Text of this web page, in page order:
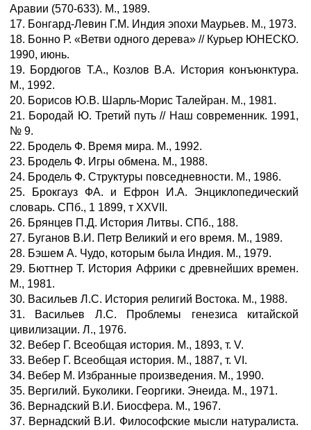
Аравии (570-633). М., 1989.
17. Бонгард-Левин Г.М. Индия эпохи Маурьев. М., 1973.
18. Бонно Р. «Ветви одного дерева» // Курьер ЮНЕСКО.
1990, июнь.
19. Бордюгов Т.А., Козлов В.А. История конъюнктура.
М., 1992.
20. Борисов Ю.В. Шарль-Морис Талейран. М., 1981.
21. Бородай Ю. Третий путь // Наш современник. 1991,
№ 9.
22. Бродель Ф. Время мира. М., 1992.
23. Бродель Ф. Игры обмена. М., 1988.
24. Бродель Ф. Структуры повседневности. М., 1986.
25. Брокгауз ФА. и Ефрон И.А. Энциклопедический
словарь. СПб., 1 1899, т XXVII.
26. Брянцев П.Д. История Литвы. СПб., 188.
27. Буганов В.И. Петр Великий и его время. М., 1989.
28. Бэшем А. Чудо, которым была Индия. М., 1979.
29. Бюттнер Т. История Африки с древнейших времен.
М., 1981.
30. Васильев Л.С. История религий Востока. М., 1988.
31. Васильев Л.С. Проблемы генезиса китайской
цивилизации. Л., 1976.
32. Вебер Г. Всеобщая история. М., 1893, т. V.
33. Вебер Г. Всеобщая история. М., 1887, т. VI.
34. Вебер М. Избранные произведения. М., 1990.
35. Вергилий. Буколики. Георгики. Энеида. М., 1971.
36. Вернадский В.И. Биосфера. М., 1967.
37. Вернадский В.И. Философские мысли натуралиста.